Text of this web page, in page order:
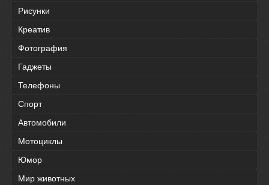
Рисунки
Креатив
Фотография
Гаджеты
Телефоны
Спорт
Автомобили
Мотоциклы
Юмор
Мир животных